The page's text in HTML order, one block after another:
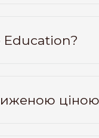
Education?